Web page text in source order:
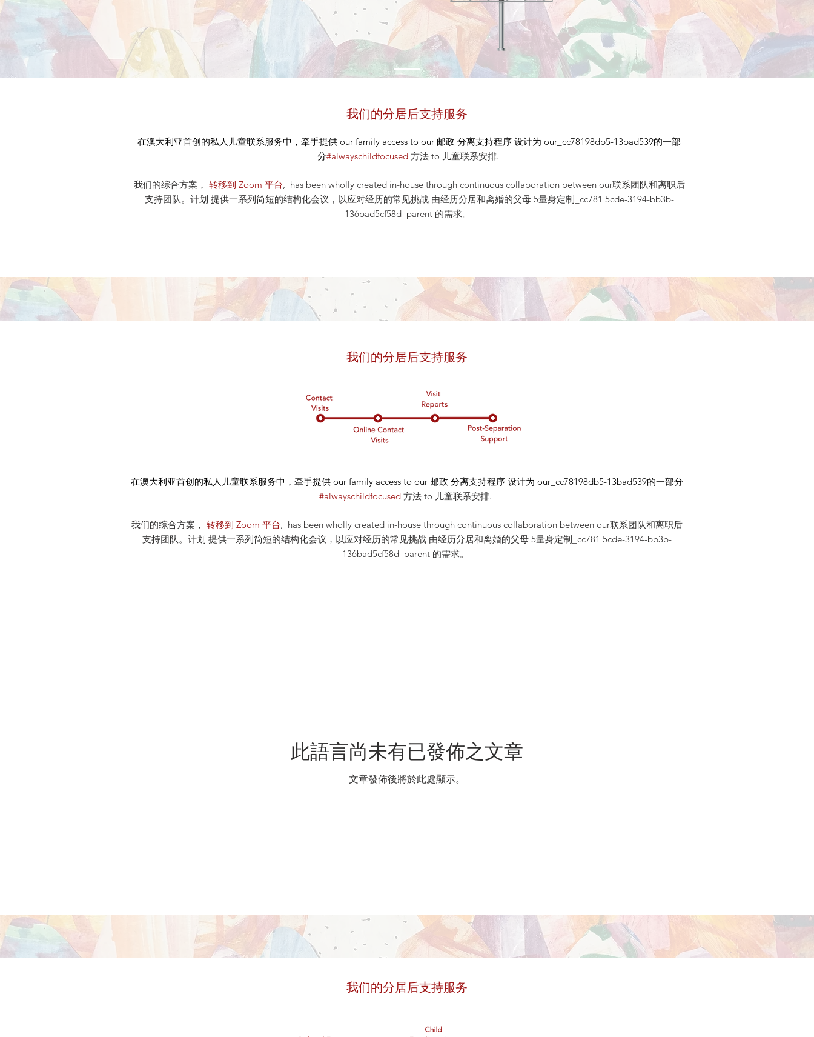
我们的分居后支持服务
在澳大利亚首创的私人儿童联系服务中，牵手提供 our family access to our 邮政 分离支持程序 设计为 our_cc78198db5-13bad539的一部
分#alwayschildfocused 方法to 儿童联系安排.
我们的综合方案， 转移到 Zoom 平台, has been wholly created in-house through continuous collaboration between our联系团队和离职后
支持团队。计划 提供一系列简短的结构化会议，以应对经历的常见挑战 由经历分居和离婚的父母 5量身定制_cc781 5cde-3194-bb3b-
136bad5cf58d_parent 的需求。
我们的分居后支持服务
在澳大利亚首创的私人儿童联系服务中，牵手提供 our family access to our 邮政 分离支持程序 设计为 our_cc78198db5-13bad539的一部分
#alwayschildfocused 方法 to 儿童联系安排.
我们的综合方案， 转移到 Zoom 平台, has been wholly created in-house through continuous collaboration between our联系团队和离职后
支持团队。计划 提供一系列简短的结构化会议，以应对经历的常见挑战 由经历分居和离婚的父母 5量身定制_cc781 5cde-3194-bb3b-
136bad5cf58d_parent 的需求。
此語言尚未有已發佈之文章
文章發佈後將於此處顯示。
我们的分居后支持服务